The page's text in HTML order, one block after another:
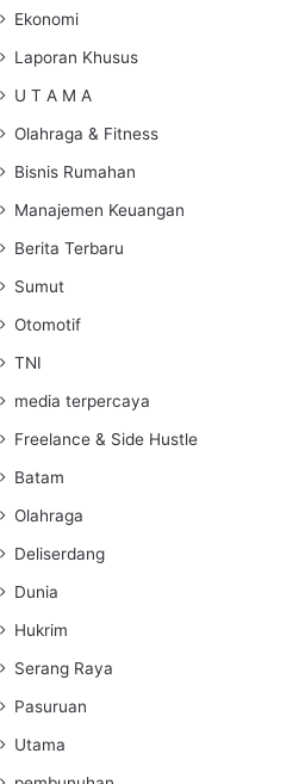
Ekonomi
Laporan Khusus
U T A M A
Olahraga & Fitness
Bisnis Rumahan
Manajemen Keuangan
Berita Terbaru
Sumut
Otomotif
TNI
media terpercaya
Freelance & Side Hustle
Batam
Olahraga
Deliserdang
Dunia
Hukrim
Serang Raya
Pasuruan
Utama